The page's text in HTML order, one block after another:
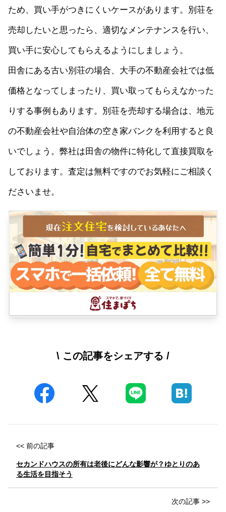
ため、買い手がつきにくいケースがあります。別荘を
売却したいと思ったら、適切なメンテナンスを行い、
買い手に安心してもらえるようにしましょう。
田舎にある古い別荘の場合、大手の不動産会社では低
価格となってしまったり、買い取ってもらえなかった
りする事例もあります。別荘を売却する場合は、地元
の不動産会社や自治体の空き家バンクを利用すると良
いでしょう。弊社は田舎の物件に特化して直接買取を
しております。査定は無料ですのでお気軽にご相談く
ださいませ。
\ この記事をシェアする /
<< 前の記事
セカンドハウスの所有は老後にどんな影響が？ゆとりのあ
る生活を目指そう
次の記事 >>